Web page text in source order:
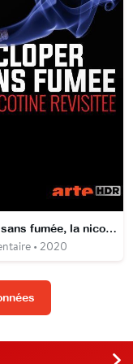
Cloper sans fumée, la nicotine revisitée
• 2020